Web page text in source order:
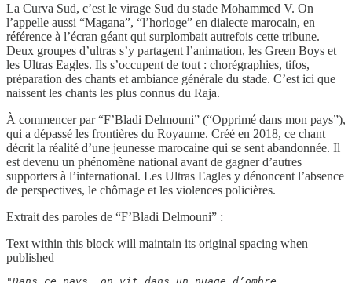
La Curva Sud, c’est le virage Sud du stade Mohammed V. On
l’appelle aussi “Magana”, “l’horloge” en dialecte marocain, en
référence à l’écran géant qui surplombait autrefois cette tribune.
Deux groupes d’ultras s’y partagent l’animation, les Green Boys et
les Ultras Eagles. Ils s’occupent de tout : chorégraphies, tifos,
préparation des chants et ambiance générale du stade. C’est ici que
naissent les chants les plus connus du Raja.
À commencer par “F’Bladi Delmouni” (“Opprimé dans mon pays”),
qui a dépassé les frontières du Royaume. Créé en 2018, ce chant
décrit la réalité d’une jeunesse marocaine qui se sent abandonnée. Il
est devenu un phénomène national avant de gagner d’autres
supporters à l’international. Les Ultras Eagles y dénoncent l’absence
de perspectives, le chômage et les violences policières.
Extrait des paroles de “F’Bladi Delmouni” :
Text within this block will maintain its original spacing when
published